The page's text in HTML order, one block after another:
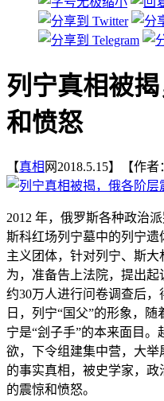
列宁真相被
和愤怒
【真相 网2018.5.15】【作者
2012 年，俄罗斯各种政治
斯科红场列宁墓中的列宁
主义团体，针对列宁、斯
为，准备告上法院，提出
约30万人进行问卷调查后，
日，列宁“国父”的形象，
宁是“刽子手”的本来面目
欲，下令组建集中营，大
的事实真相，被史学家，
的震惊和愤怒。